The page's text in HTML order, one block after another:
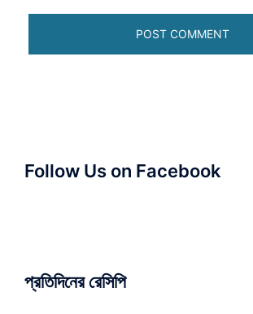
Follow Us on Facebook
প্রতিদিনের রেসিপি